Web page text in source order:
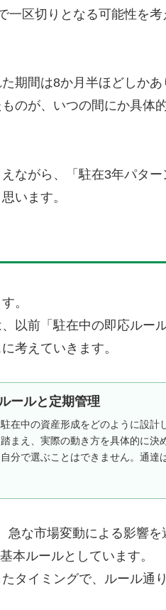
一区切りとなる可能性を
期間は8か月半ほどしかあ
のが、いつの間にか具体
ながら、「駐在3年パタ
います。
。
以前「駐在中の即応ルー
考えていきます。
ールと定期管理
在中の資産形成をどのように設計
まえ、実際の動き方を具体的に決
分で選ぶことはできません。通達
な市場変動による影響
本ルールとしています。
タイミングで、ルール通